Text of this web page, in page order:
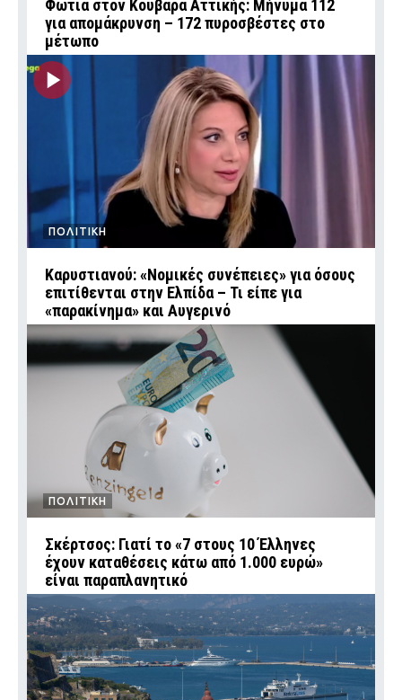
Φωτιά στον Κουβαρά Αττικής: Μήνυμα 112
για απομάκρυνση – 172 πυροσβέστες στο
μέτωπο
ΠΟΛΙΤΙΚΗ
Καρυστιανού: «Νομικές συνέπειες» για όσους
επιτίθενται στην Ελπίδα – Τι είπε για
«παρακίνημα» και Αυγερινό
ΠΟΛΙΤΙΚΗ
Σκέρτσος: Γιατί το «7 στους 10 Έλληνες
έχουν καταθέσεις κάτω από 1.000 ευρώ»
είναι παραπλανητικό